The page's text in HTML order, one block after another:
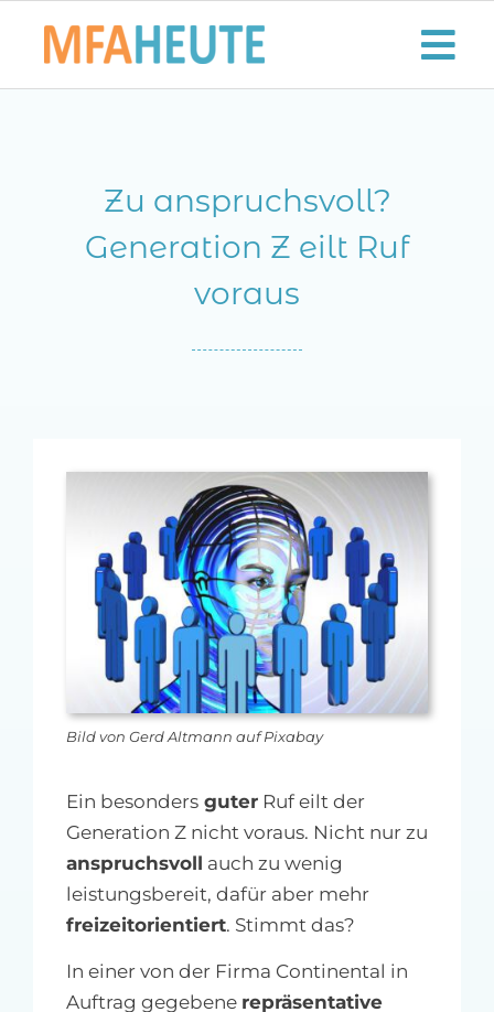
Inhalt
Aktuelles
MFA-heute Newsletter-Anmeldung
Über uns
Ihre Werbung auf MFA-heute.de
nach:
Zu anspruchsvoll?
Generation Z eilt Ruf
voraus
Bild von Gerd Altmann auf Pixabay
Ein besondersguterRuf eilt der
Generation Z nicht voraus. Nicht nur zu
anspruchsvoll auch zu wenig
leistungsbereit, dafür aber mehr
freizeitorientiert. Stimmt das?
In einer von der Firma Continental in
Auftrag gegebene repräsentative